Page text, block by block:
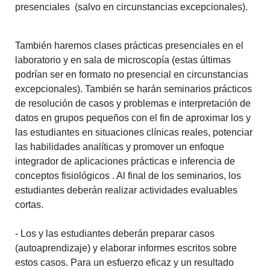
presenciales (salvo en circunstancias excepcionales).
También haremos clases prácticas presenciales en el
laboratorio y en sala de microscopía (estas últimas
podrían ser en formato no presencial en circunstancias
excepcionales). También se harán seminarios prácticos
de resolución de casos y problemas e interpretación de
datos en grupos pequeños con el fin de aproximar los y
las estudiantes en situaciones clínicas reales, potenciar
las habilidades analíticas y promover un enfoque
integrador de aplicaciones prácticas e inferencia de
conceptos fisiológicos . Al final de los seminarios, los
estudiantes deberán realizar actividades evaluables
cortas.
- Los y las estudiantes deberán preparar casos
(autoaprendizaje) y elaborar informes escritos sobre
estos casos. Para un esfuerzo eficaz y un resultado